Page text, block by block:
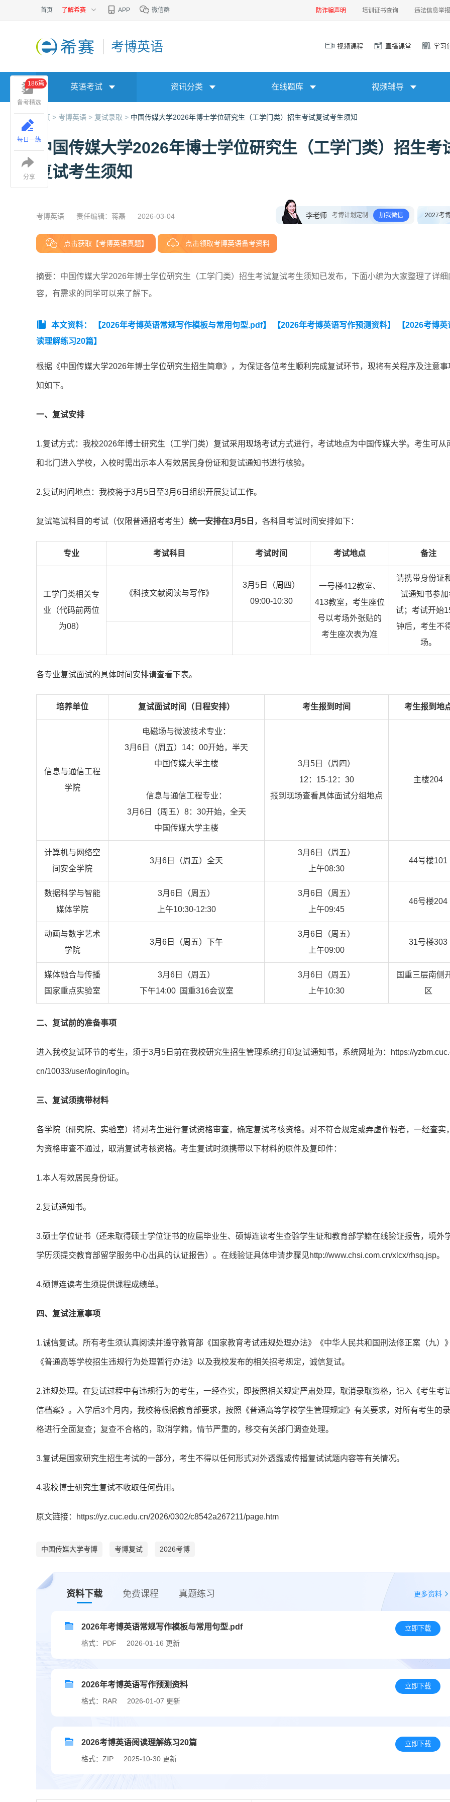
首页 了解希赛 APP 微信群 防诈骗声明 培训证书查询 违法信息举报
考博英语 视频课程 直播课堂 学习
英语考试 资讯分类 在线题库 视频辅导
首页 > 考博英语 > 复试录取 > 中国传媒大学2026年博士学位研究生（工学门类）招生考试复试考生须知
中国传媒大学2026年博士学位研究生（工学门类）招生考
复试考生须知
考博英语 责任编辑：蒋磊 2026-03-04 李老师 考博计划定制 加我微信 2027考
点击获取【考博英语真题】 点击领取考博英语备考资料
摘要：中国传媒大学2026年博士学位研究生（工学门类）招生考试复试考生须知已发布，下面小编为大家整理了详细
容，有需求的同学可以来了解下。
本文资料： 【2026年考博英语常规写作模板与常用句型.pdf】 【2026年考博英语写作预测资料】
【2026考博
读理解练习20篇】
根据《中国传媒大学2026年博士学位研究生招生简章》，为保证各位考生顺利完成复试环节，现将有关程序及注意事
知如下。
一、复试安排
1.复试方式：我校2026年博士研究生（工学门类）复试采用现场考试方式进行，考试地点为中国传媒大学。考生可从
和北门进入学校，入校时需出示本人有效居民身份证和复试通知书进行核验。
2.复试时间地点：我校将于3月5日至3月6日组织开展复试工作。
复试笔试科目的考试（仅限普通招考考生） 统一安排在3月5日 ，各科目考试时间安排如下：
专业 考试科目 考试时间 考试地点 备注
工学门类相关专
业（代码前两位
为08）
《科技文献阅读与写作》
3月5日（周四）
09:00-10:30
一号楼412教室、
413教室，考生座位
号以考场外张贴的
考生座次表为准
请携带身份证
试通知书参加
试；考试开始
钟后，考生不
场。
各专业复试面试的具体时间安排请查看下表。
培养单位 复试面试时间（日程安排） 考生报到时间 考生报到地
信息与通信工程
学院
电磁场与微波技术专业：
3月6日（周五）14：00开始，半天
中国传媒大学主楼
信息与通信工程专业：
3月6日（周五）8：30开始，全天
中国传媒大学主楼
3月5日（周四）
12：15-12：30
报到现场查看具体面试分组地点
主楼204
计算机与网络空
间安全学院
3月6日（周五）全天
3月6日（周五）
上午08:30
44号楼101
数据科学与智能
媒体学院
3月6日（周五）
上午10:30-12:30
3月6日（周五）
上午09:45
46号楼204
动画与数字艺术
学院
3月6日（周五）下午
3月6日（周五）
上午09:00
31号楼303
媒体融合与传播
国家重点实验室
3月6日（周五）
下午14:00 国重316会议室
3月6日（周五）
上午10:30
国重三层南侧
区
二、复试前的准备事项
进入我校复试环节的考生，须于3月5日前在我校研究生招生管理系统打印复试通知书，系统网址为：https://
cn/10033/user/login/login。
三、复试须携带材料
各学院（研究院、实验室）将对考生进行复试资格审查，确定复试考核资格。对不符合规定或弄虚作假者，一经查实
为资格审查不通过，取消复试考核资格。考生复试时须携带以下材料的原件及复印件：
1.本人有效居民身份证。
2.复试通知书。
3.硕士学位证书（还未取得硕士学位证书的应届毕业生、硕博连读考生查验学生证和教育部学籍在线验证报告，境外
学历须提交教育部留学服务中心出具的认证报告）。在线验证具体申请步骤见http://www.chsi.com.cn/xlcx/rhsq.jsp。
4.硕博连读考生须提供课程成绩单。
四、复试注意事项
1.诚信复试。所有考生须认真阅读并遵守教育部《国家教育考试违规处理办法》《中华人民共和国刑法修正案（九）
《普通高等学校招生违规行为处理暂行办法》以及我校发布的相关招考规定，诚信复试。
2.违规处理。在复试过程中有违规行为的考生，一经查实，即按照相关规定严肃处理，取消录取资格，记入《考生考
信档案》。入学后3个月内，我校将根据教育部要求，按照《普通高等学校学生管理规定》有关要求，对所有考生的
格进行全面复查；复查不合格的，取消学籍，情节严重的，移交有关部门调查处理。
3.复试是国家研究生招生考试的一部分，考生不得以任何形式对外透露或传播复试试题内容等有关情况。
4.我校博士研究生复试不收取任何费用。
原文链接：https://yz.cuc.edu.cn/2026/0302/c8542a267211/page.htm
中国传媒大学考博 考博复试 2026考博
资料下载 免费课程 真题练习 更多资料
2026年考博英语常规写作模板与常用句型.pdf
格式：PDF 2026-01-16 更新
立即下载
2026年考博英语写作预测资料
格式：RAR 2026-01-07 更新
立即下载
2026考博英语阅读理解练习20篇
格式：ZIP 2025-10-30 更新
立即下载
备考精选
186篇
每日一练
分享